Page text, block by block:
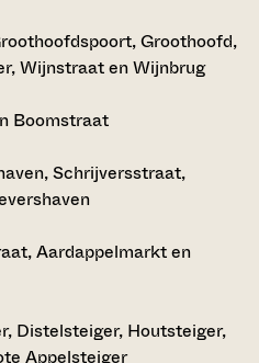
Groothoofd,
Wijnstraat en Wijnbrug
Boomstraat
Schrijversstraat,
Aardappelmarkt en
Distelsteiger, Houtsteiger,
Appelsteiger